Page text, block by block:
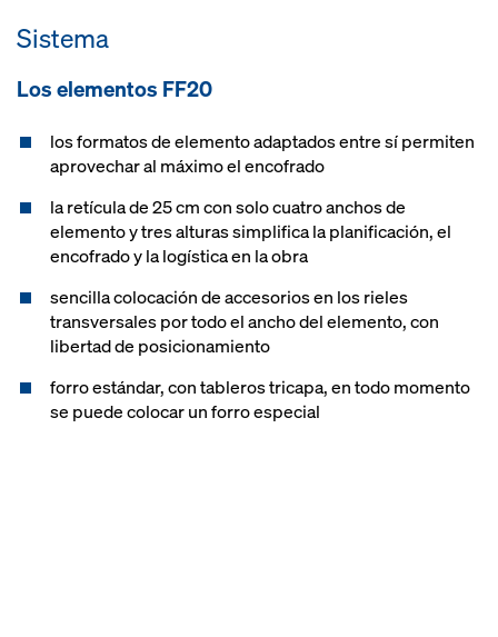
sistemas de desplazamiento, etc.
Sistema
Los elementos FF20
los formatos de elemento adaptados entre sí permiten
aprovechar al máximo el encofrado
la retícula de 25 cm con solo cuatro anchos de
elemento y tres alturas simplifica la planificación, el
encofrado y la logística en la obra
sencilla colocación de accesorios en los rieles
transversales por todo el ancho del elemento, con
libertad de posicionamiento
forro estándar, con tableros tricapa, en todo momento
se puede colocar un forro especial